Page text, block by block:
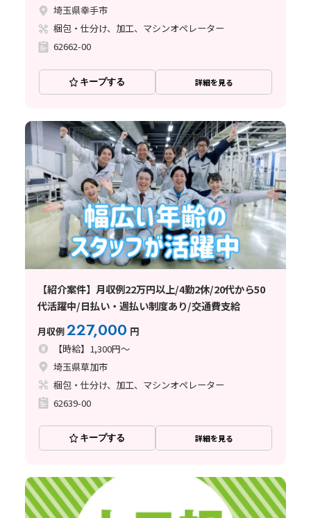
埼玉県幸手市
梱包・仕分け、加工、マシンオペレーター
62662-00
キープする 詳細を見る
【紹介案件】月収例22万円以上/4勤2休/20代から50
代活躍中/日払い・週払い制度あり/交通費支給
月収例227,000 円
【時給】1,300円～
埼玉県草加市
梱包・仕分け、加工、マシンオペレーター
62639-00
キープする 詳細を見る